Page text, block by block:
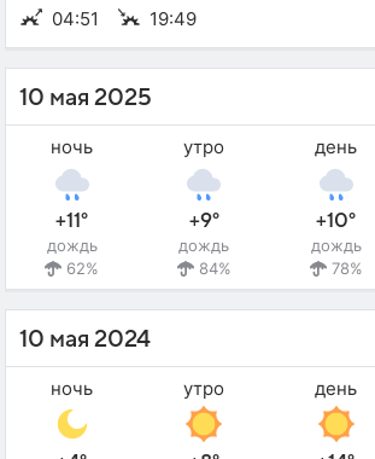
04:51 19:49
10 мая 2025
ночь
+11°
дождь
62%
утро
+9°
дождь
84%
день
+10°
дождь
78%
10 мая 2024
ночь утро день